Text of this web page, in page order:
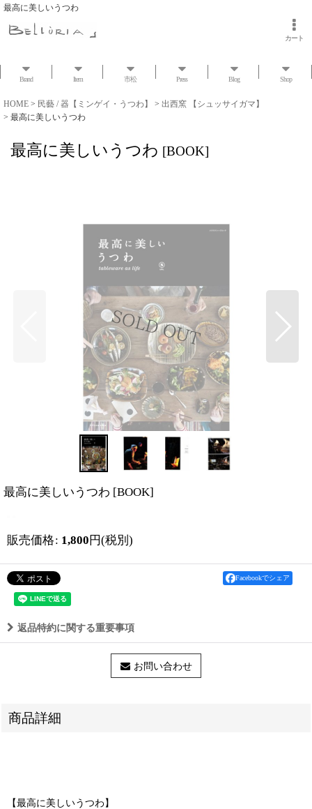
最高に美しいうつわ
カート
Brand Item 市松 Press Blog Shop
HOME > 民藝 / 器【ミンゲイ・うつわ】 > 出西窯 【シュッサイガマ】
> 最高に美しいうつわ
最高に美しいうつわ [BOOK]
最高に美しいうつわ [BOOK]
販売価格: 1,800 円(税別)
Facebookでシェア
返品特約に関する重要事項
お問い合わせ
商品詳細
【最高に美しいうつわ】